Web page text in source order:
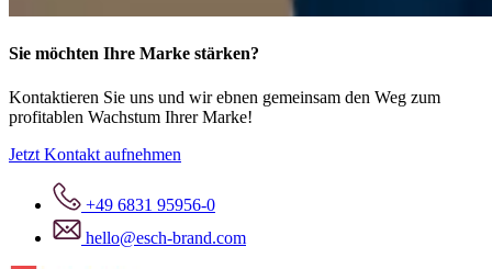
Sie möchten Ihre Marke stärken?
Kontaktieren Sie uns und wir ebnen gemeinsam den Weg zum
profitablen Wachstum Ihrer Marke!
Jetzt Kontakt aufnehmen
+49 6831 95956-0
hello@esch-brand.com